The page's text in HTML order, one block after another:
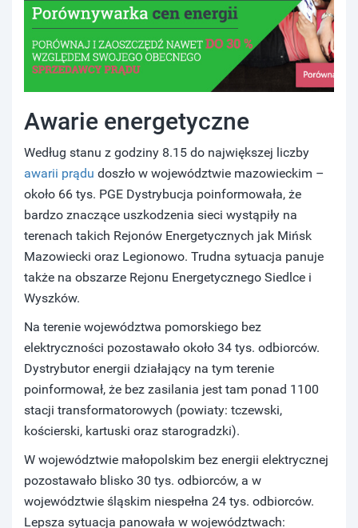
Awarie energetyczne
Według stanu z godziny 8.15 do największej liczby
awarii prądu doszło w województwie mazowieckim –
około 66 tys. PGE Dystrybucja poinformowała, że
bardzo znaczące uszkodzenia sieci wystąpiły na
terenach takich Rejonów Energetycznych jak Mińsk
Mazowiecki oraz Legionowo. Trudna sytuacja panuje
także na obszarze Rejonu Energetycznego Siedlce i
Wyszków.
Na terenie województwa pomorskiego bez
elektryczności pozostawało około 34 tys. odbiorców.
Dystrybutor energii działający na tym terenie
poinformował, że bez zasilania jest tam ponad 1100
stacji transformatorowych (powiaty: tczewski,
kościerski, kartuski oraz starogradzki).
W województwie małopolskim bez energii elektrycznej
pozostawało blisko 30 tys. odbiorców, a w
województwie śląskim niespełna 24 tys. odbiorców.
Lepsza sytuacja panowała w województwach: